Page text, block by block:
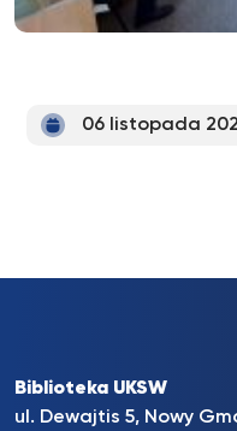
06 listopada
Biblioteka UKSW
ul. Dewajtis 5, Nowy